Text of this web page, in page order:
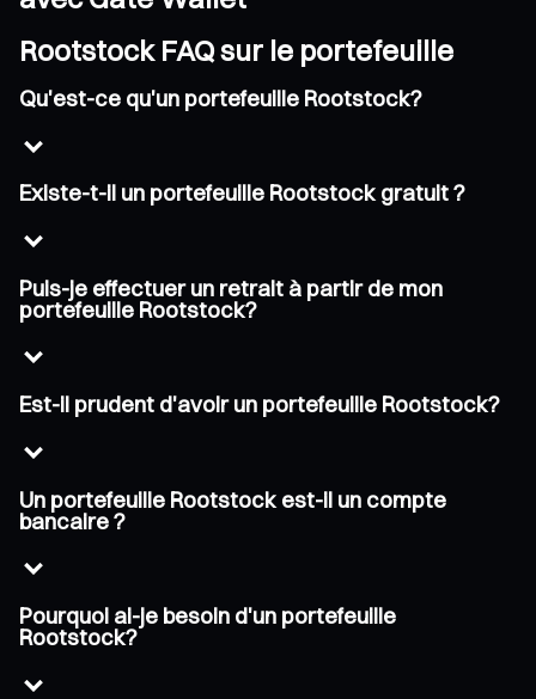
Rootstock FAQ sur le portefeuille
Qu'est-ce qu'un portefeuille Rootstock?
Existe-t-il un portefeuille Rootstock gratuit ?
Puis-je effectuer un retrait à partir de mon
portefeuille Rootstock?
Est-il prudent d'avoir un portefeuille Rootstock?
Un portefeuille Rootstock est-il un compte
bancaire ?
Pourquoi ai-je besoin d'un portefeuille
Rootstock?